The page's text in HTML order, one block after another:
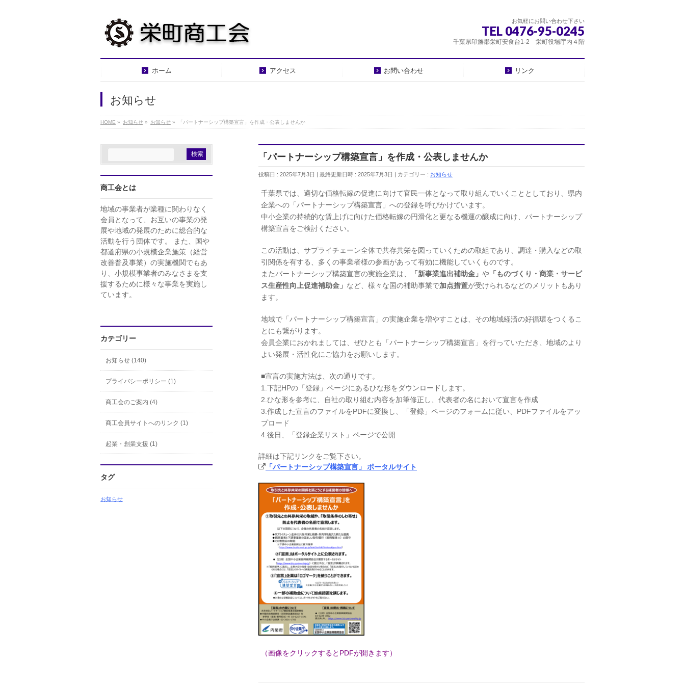
お気軽にお問い合わせ下さい
TEL 0476-95-0245
千葉県印旛郡栄町安食台1-2 栄町役場庁内４階
ホーム アクセス お問い合わせ リンク
お知らせ
HOME » お知らせ » お知らせ » 「パートナーシップ構築宣言」を作成・公表しませんか
「パートナーシップ構築宣言」を作成・公表しませんか
投稿日 : 2025年7月3日 最終更新日時 : 2025年7月3日 カテゴリー : お知らせ
千葉県では、適切な価格転嫁の促進に向けて官民一体となって取り組んでいくこととしており、県内
企業への「パートナーシップ構築宣言」への登録を呼びかけています。
中小企業の持続的な賃上げに向けた価格転嫁の円滑化と更なる機運の醸成に向け、パートナーシップ
構築宣言をご検討ください。
この活動は、サプライチェーン全体で共存共栄を図っていくための取組であり、調達・購入などの取
引関係を有する、多くの事業者様の参画があって有効に機能していくものです。
またパートナーシップ構築宣言の実施企業は、
「新事業進出補助金」 や 「ものづくり・商業・サービ
ス生産性向上促進補助金」 など、様々な国の補助事業で加点措置が受けられるなどのメリットもあり
ます。
地域で「パートナーシップ構築宣言」の実施企業を増やすことは、その地域経済の好循環をつくるこ
とにも繋がります。
会員企業におかれましては、ぜひとも「パートナーシップ構築宣言」を行っていただき、地域のより
よい発展・活性化にご協力をお願いします。
■宣言の実施方法は、次の通りです。
1.下記HPの「登録」ページにあるひな形をダウンロードします。
2.ひな形を参考に、自社の取り組む内容を加筆修正し、代表者の名において宣言を作成
3.作成した宣言のファイルをPDFに変換し、「登録」ページのフォームに従い、PDFファイルをアッ
プロード
4.後日、「登録企業リスト」ページで公開
詳細は下記リンクをご覧下さい。
 「パートナーシップ構築宣言」 ポータルサイト
（画像をクリックするとPDFが開きます）
商工会とは
地域の事業者が業種に関わりなく
会員となって、お互いの事業の発
展や地域の発展のために総合的な
活動を行う団体です。 また、国や
都道府県の小規模企業施策（経営
改善普及事業）の実施機関でもあ
り、小規模事業者のみなさまを支
援するために様々な事業を実施し
ています。
カテゴリー
お知らせ (140)
プライバシーポリシー (1)
商工会のご案内 (4)
商工会員サイトへのリンク (1)
起業・創業支援 (1)
タグ
お知らせ